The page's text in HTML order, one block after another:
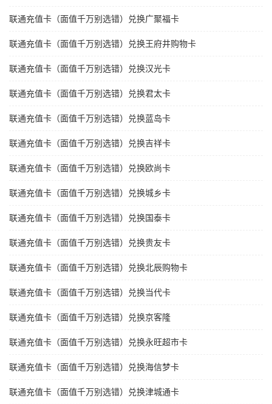
联通充值卡（面值千万别选错）兑换广聚福卡
联通充值卡（面值千万别选错）兑换王府井购物卡
联通充值卡（面值千万别选错）兑换汉光卡
联通充值卡（面值千万别选错）兑换君太卡
联通充值卡（面值千万别选错）兑换蓝岛卡
联通充值卡（面值千万别选错）兑换吉祥卡
联通充值卡（面值千万别选错）兑换欧尚卡
联通充值卡（面值千万别选错）兑换城乡卡
联通充值卡（面值千万别选错）兑换国泰卡
联通充值卡（面值千万别选错）兑换贵友卡
联通充值卡（面值千万别选错）兑换北辰购物卡
联通充值卡（面值千万别选错）兑换当代卡
联通充值卡（面值千万别选错）兑换京客隆
联通充值卡（面值千万别选错）兑换永旺超市卡
联通充值卡（面值千万别选错）兑换海信梦卡
联通充值卡（面值千万别选错）兑换津城通卡